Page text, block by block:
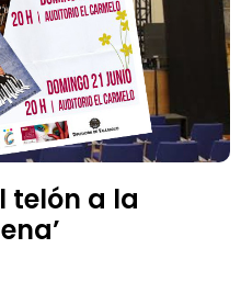
telón a la